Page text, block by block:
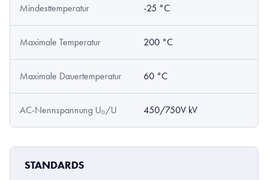
Mindesttemperatur -25 °C
Maximale Temperatur 200 °C
Maximale Dauertemperatur 60 °C
AC-Nennspannung U₀/U 450/750V kV
STANDARDS